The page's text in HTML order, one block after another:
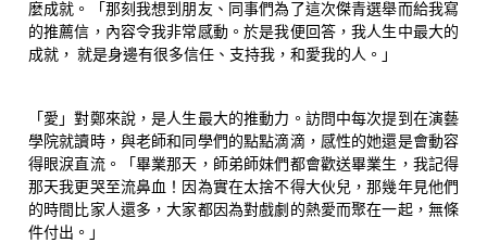
麼成就。「那刻我想到朋友、同事們為了這次傑青選舉而給我寫
的推薦信，內容令我非常感動。於是我便回答，我人生中最大的
成就， 就是身邊有很多信任、支持我，和愛我的人。」
「愛」對鄭來說，是人生最大的推動力。訪問中每次提到在演藝
學院就讀時，與老師和同學們的點點滴滴，感性的她還是會動容
得眼淚直流。「畢業那天，師弟師妹們都會歡送畢業生，我記得
那天我更哭至流鼻血！因為實在太捨不得大伙兒，那幾年見他們
的時間比家人還多，大家都因為對戲劇的熱愛而聚在一起，無條
件付出。」